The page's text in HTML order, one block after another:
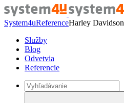
System4uReferenceHarley Davidson
Služby
Blog
Odvetvia
Referencie